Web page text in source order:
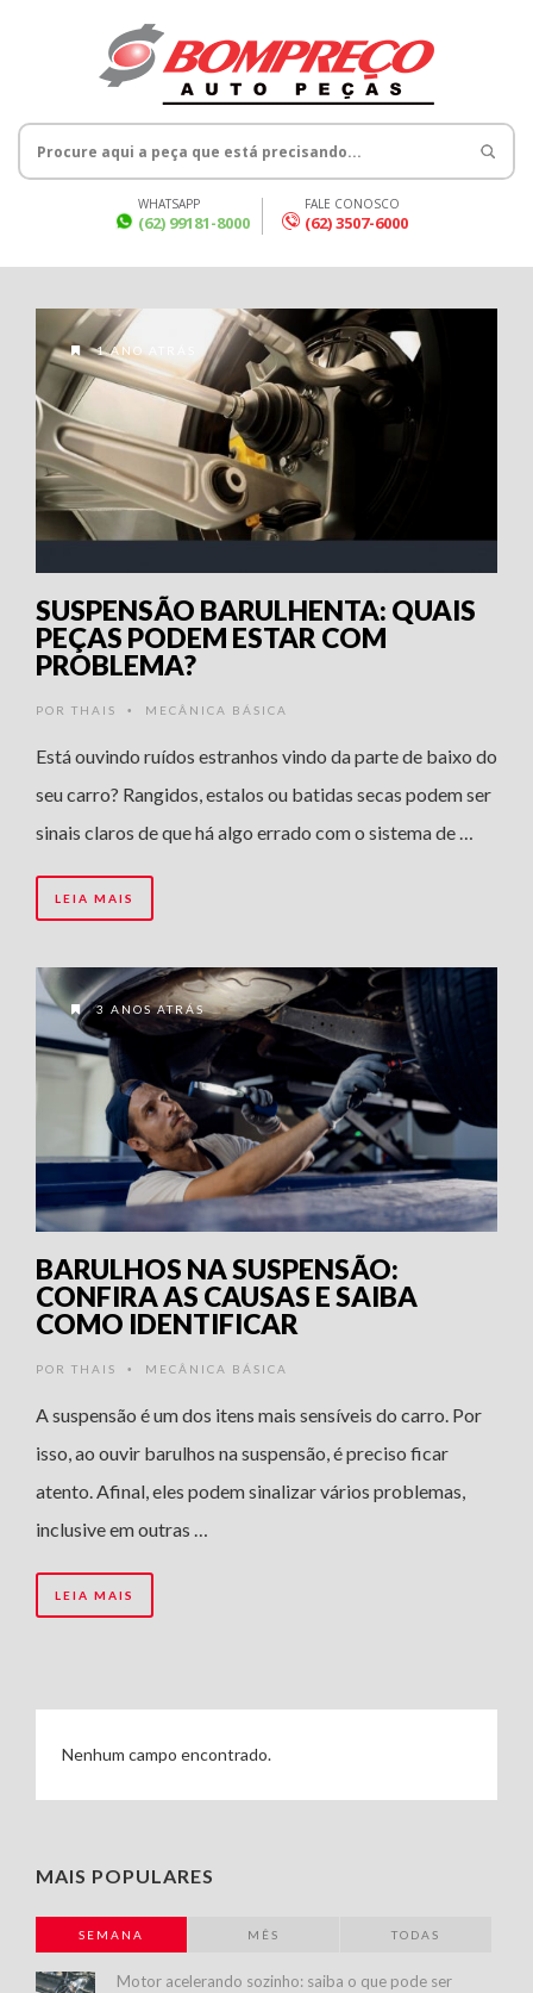
WHATSAPP
(62) 99181-8000
FALE CONOSCO
(62) 3507-6000
1 ANO ATRÁS
SUSPENSÃO BARULHENTA: QUAIS
PEÇAS PODEM ESTAR COM
PROBLEMA?
POR THAIS • MECÂNICA BÁSICA
Está ouvindo ruídos estranhos vindo da parte de baixo do
seu carro? Rangidos, estalos ou batidas secas podem ser
sinais claros de que há algo errado com o sistema de …
LEIA MAIS
3 ANOS ATRÁS
BARULHOS NA SUSPENSÃO:
CONFIRA AS CAUSAS E SAIBA
COMO IDENTIFICAR
POR THAIS • MECÂNICA BÁSICA
A suspensão é um dos itens mais sensíveis do carro. Por
isso, ao ouvir barulhos na suspensão, é preciso ficar
atento. Afinal, eles podem sinalizar vários problemas,
inclusive em outras …
LEIA MAIS
Nenhum campo encontrado.
MAIS POPULARES
SEMANA MÊS TODAS
Motor acelerando sozinho: saiba o que pode ser